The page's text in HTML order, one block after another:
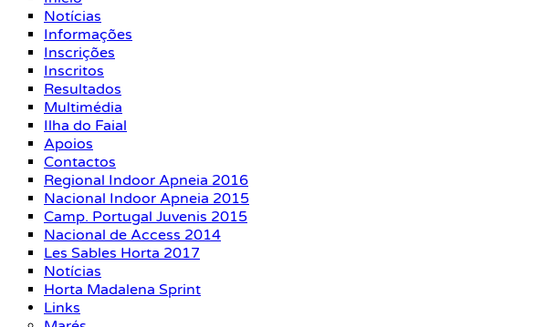
Notícias
Informações
Inscrições
Inscritos
Resultados
Multimédia
Ilha do Faial
Apoios
Contactos
Regional Indoor Apneia 2016
Nacional Indoor Apneia 2015
Camp. Portugal Juvenis 2015
Nacional de Access 2014
Les Sables Horta 2017
Notícias
Horta Madalena Sprint
Links